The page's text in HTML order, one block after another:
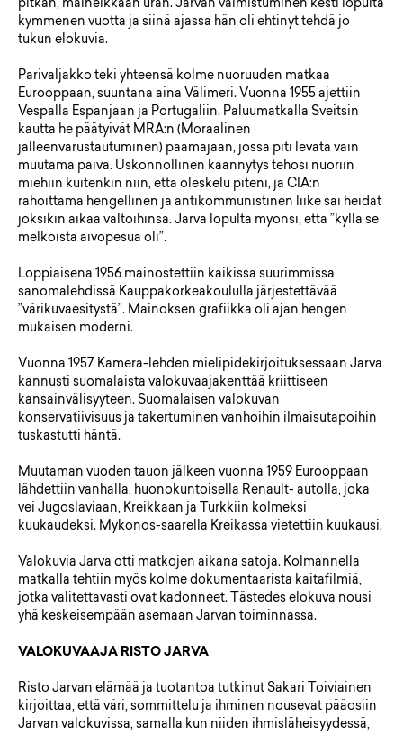
pitkän, maineikkaan uran. Jarvan valmistuminen kesti lopulta
kymmenen vuotta ja siinä ajassa hän oli ehtinyt tehdä jo
tukun elokuvia.
Parivaljakko teki yhteensä kolme nuoruuden matkaa
Eurooppaan, suuntana aina Välimeri. Vuonna 1955 ajettiin
Vespalla Espanjaan ja Portugaliin. Paluumatkalla Sveitsin
kautta he päätyivät MRA:n (Moraalinen
jälleenvarustautuminen) päämajaan, jossa piti levätä vain
muutama päivä. Uskonnollinen käännytys tehosi nuoriin
miehiin kuitenkin niin, että oleskelu piteni, ja CIA:n
rahoittama hengellinen ja antikommunistinen liike sai heidät
joksikin aikaa valtoihinsa. Jarva lopulta myönsi, että ”kyllä se
melkoista aivopesua oli”.
Loppiaisena 1956 mainostettiin kaikissa suurimmissa
sanomalehdissä Kauppakorkeakoululla järjestettävää
”värikuvaesitystä”. Mainoksen grafiikka oli ajan hengen
mukaisen moderni.
Vuonna 1957 Kamera-lehden mielipidekirjoituksessaan Jarva
kannusti suomalaista valokuvaajakenttää kriittiseen
kansainvälisyyteen. Suomalaisen valokuvan
konservatiivisuus ja takertuminen vanhoihin ilmaisutapoihin
tuskastutti häntä.
Muutaman vuoden tauon jälkeen vuonna 1959 Eurooppaan
lähdettiin vanhalla, huonokuntoisella Renault- autolla, joka
vei Jugoslaviaan, Kreikkaan ja Turkkiin kolmeksi
kuukaudeksi. Mykonos-saarella Kreikassa vietettiin kuukausi.
Valokuvia Jarva otti matkojen aikana satoja. Kolmannella
matkalla tehtiin myös kolme dokumentaarista kaitafilmiä,
jotka valitettavasti ovat kadonneet. Tästedes elokuva nousi
yhä keskeisempään asemaan Jarvan toiminnassa.
VALOKUVAAJA RISTO JARVA
Risto Jarvan elämää ja tuotantoa tutkinut Sakari Toiviainen
kirjoittaa, että väri, sommittelu ja ihminen nousevat pääosiin
Jarvan valokuvissa, samalla kun niiden ihmisläheisyydessä,